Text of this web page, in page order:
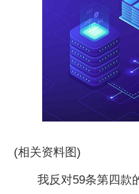
(相关资料图)
我反对59条第四款